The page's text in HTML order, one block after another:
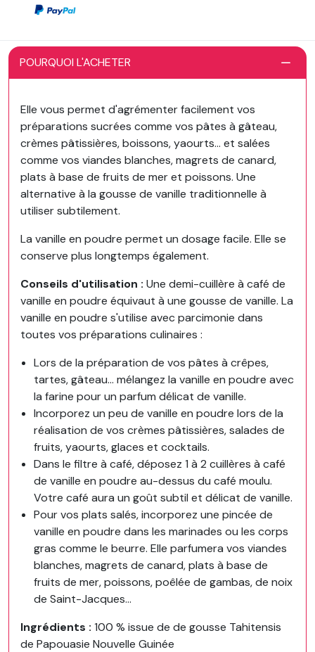
POURQUOI L'ACHETER
Elle vous permet d'agrémenter facilement vos
préparations sucrées comme vos pâtes à gâteau,
crèmes pâtissières, boissons, yaourts... et salées
comme vos viandes blanches, magrets de canard,
plats à base de fruits de mer et poissons. Une
alternative à la gousse de vanille traditionnelle à
utiliser subtilement.
La vanille en poudre permet un dosage facile. Elle se
conserve plus longtemps également.
Conseils d'utilisation : Une demi-cuillère à café de
vanille en poudre équivaut à une gousse de vanille. La
vanille en poudre s'utilise avec parcimonie dans
toutes vos préparations culinaires :
Lors de la préparation de vos pâtes à crêpes,
tartes, gâteau... mélangez la vanille en poudre avec
la farine pour un parfum délicat de vanille.
Incorporez un peu de vanille en poudre lors de la
réalisation de vos crèmes pâtissières, salades de
fruits, yaourts, glaces et cocktails.
Dans le filtre à café, déposez 1 à 2 cuillères à café
de vanille en poudre au-dessus du café moulu.
Votre café aura un goût subtil et délicat de vanille.
Pour vos plats salés, incorporez une pincée de
vanille en poudre dans les marinades ou les corps
gras comme le beurre. Elle parfumera vos viandes
blanches, magrets de canard, plats à base de
fruits de mer, poissons, poêlée de gambas, de noix
de Saint-Jacques...
Ingrédients : 100 % issue de de gousse Tahitensis
de Papouasie Nouvelle Guinée